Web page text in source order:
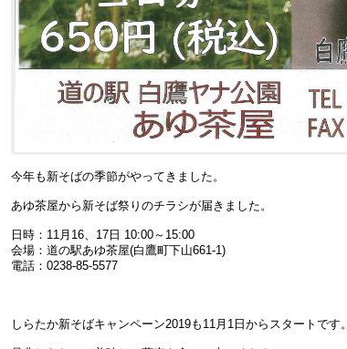
今年も新そばの季節がやってきました。
あゆ茶屋から新そば祭りのチラシが届きました。
日時：11月16、17日 10:00～15:00
会場：道の駅あゆ茶屋(白鷹町下山661-1)
電話：0238-85-5577
しらたか新そばキャンペーン2019も11月1日からスタートです。